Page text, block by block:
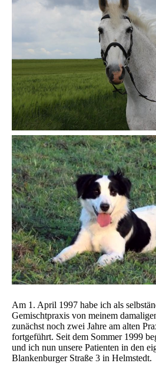
Am 1. April 1997 habe ich als
Gemischtpraxis von meinem
zunächst noch zwei Jahre am alten
fortgeführt. Seit dem Sommer 1999
und ich nun unsere Patienten in den
Blankenburger Straße 3 in Helmstedt.